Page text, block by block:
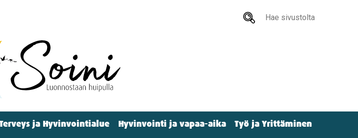
Hae
ja Hyvinvointialue Hyvinvointi ja vapaa-aika Työ ja Yrittäminen